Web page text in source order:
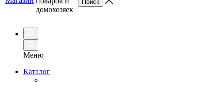
домохозяек
Меню
Каталог